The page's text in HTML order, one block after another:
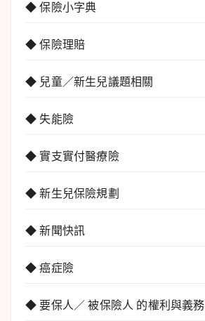
◆ 保險小字典
◆ 保險理賠
◆ 兒童／新生兒議題相關
◆ 失能險
◆ 實支實付醫療險
◆ 新生兒保險規劃
◆ 新聞快訊
◆ 癌症險
◆ 要保人／ 被保險人 的權利與義務